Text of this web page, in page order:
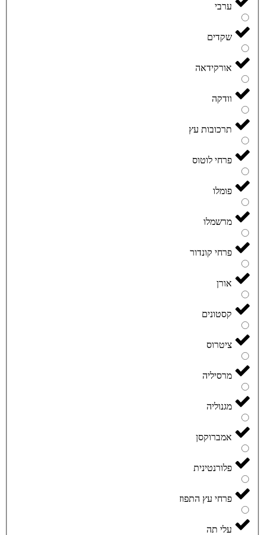
ערבי
שקדים
אורקידאה
וודקה
תרכובות עץ
פרחי לוטוס
פומלו
מרשמלו
פרחי קונדור
אורן
קסטונים
ציטרוס
מרסיליה
מגנוליה
אמברוקסן
פלורנטינית
פרחי עץ התפוז
עלי תה